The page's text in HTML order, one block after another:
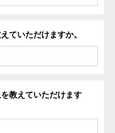
ていただけますか。
教えていただけます